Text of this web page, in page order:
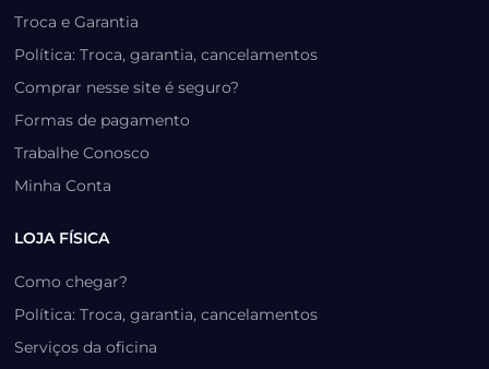
Troca e Garantia
Política: Troca, garantia, cancelamentos
Comprar nesse site é seguro?
Formas de pagamento
Trabalhe Conosco
Minha Conta
LOJA FÍSICA
Como chegar?
Política: Troca, garantia, cancelamentos
Serviços da oficina